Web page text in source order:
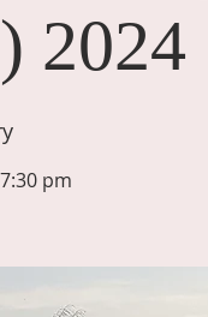
2024
pm